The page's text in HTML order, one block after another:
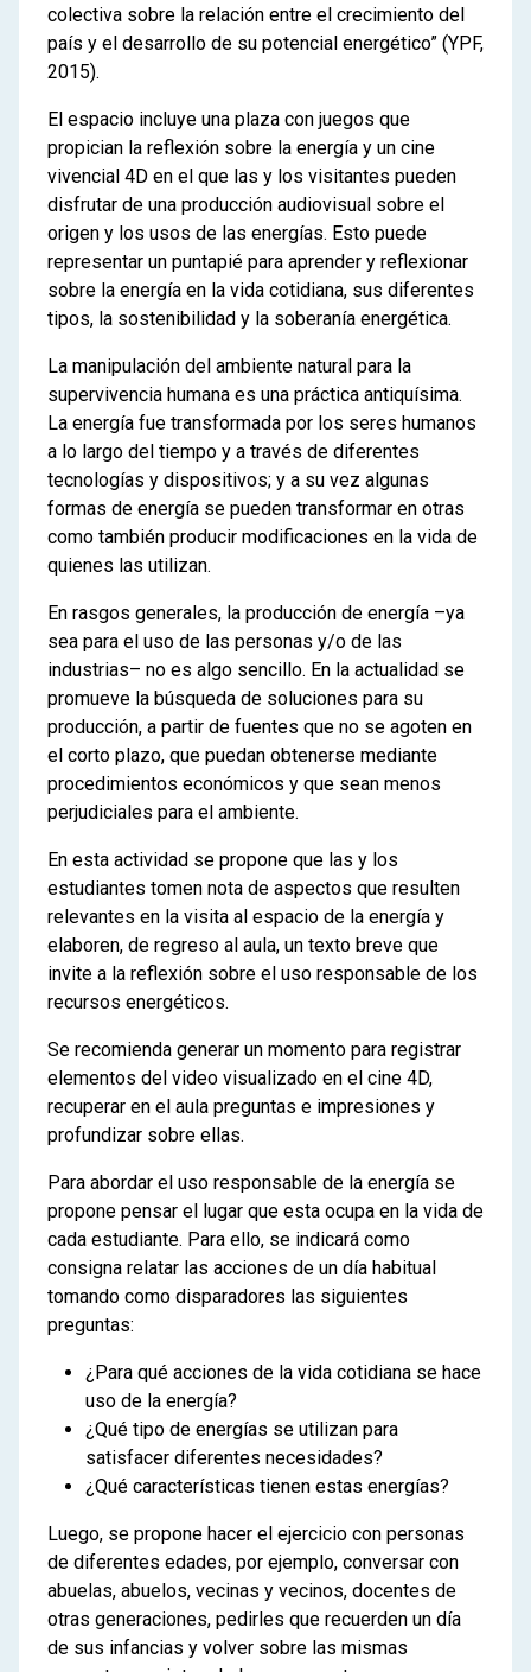
colectiva sobre la relación entre el crecimiento del
país y el desarrollo de su potencial energético” (YPF,
2015).
El espacio incluye una plaza con juegos que
propician la reflexión sobre la energía y un cine
vivencial 4D en el que las y los visitantes pueden
disfrutar de una producción audiovisual sobre el
origen y los usos de las energías. Esto puede
representar un puntapié para aprender y reflexionar
sobre la energía en la vida cotidiana, sus diferentes
tipos, la sostenibilidad y la soberanía energética.
La manipulación del ambiente natural para la
supervivencia humana es una práctica antiquísima.
La energía fue transformada por los seres humanos
a lo largo del tiempo y a través de diferentes
tecnologías y dispositivos; y a su vez algunas
formas de energía se pueden transformar en otras
como también producir modificaciones en la vida de
quienes las utilizan.
En rasgos generales, la producción de energía –ya
sea para el uso de las personas y/o de las
industrias– no es algo sencillo. En la actualidad se
promueve la búsqueda de soluciones para su
producción, a partir de fuentes que no se agoten en
el corto plazo, que puedan obtenerse mediante
procedimientos económicos y que sean menos
perjudiciales para el ambiente.
En esta actividad se propone que las y los
estudiantes tomen nota de aspectos que resulten
relevantes en la visita al espacio de la energía y
elaboren, de regreso al aula, un texto breve que
invite a la reflexión sobre el uso responsable de los
recursos energéticos.
Se recomienda generar un momento para registrar
elementos del video visualizado en el cine 4D,
recuperar en el aula preguntas e impresiones y
profundizar sobre ellas.
Para abordar el uso responsable de la energía se
propone pensar el lugar que esta ocupa en la vida de
cada estudiante. Para ello, se indicará como
consigna relatar las acciones de un día habitual
tomando como disparadores las siguientes
preguntas:
¿Para qué acciones de la vida cotidiana se hace
uso de la energía?
¿Qué tipo de energías se utilizan para
satisfacer diferentes necesidades?
¿Qué características tienen estas energías?
Luego, se propone hacer el ejercicio con personas
de diferentes edades, por ejemplo, conversar con
abuelas, abuelos, vecinas y vecinos, docentes de
otras generaciones, pedirles que recuerden un día
de sus infancias y volver sobre las mismas